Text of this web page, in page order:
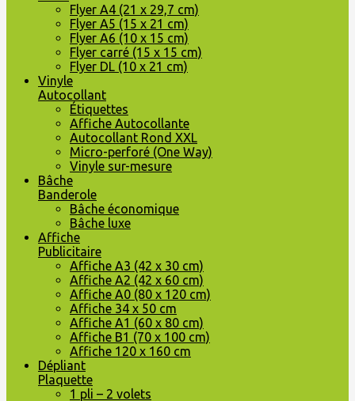
Flyer A4 (21 x 29,7 cm)
Flyer A5 (15 x 21 cm)
Flyer A6 (10 x 15 cm)
Flyer carré (15 x 15 cm)
Flyer DL (10 x 21 cm)
Vinyle
Autocollant
Étiquettes
Affiche Autocollante
Autocollant Rond XXL
Micro-perforé (One Way)
Vinyle sur-mesure
Bâche
Banderole
Bâche économique
Bâche luxe
Affiche
Publicitaire
Affiche A3 (42 x 30 cm)
Affiche A2 (42 x 60 cm)
Affiche A0 (80 x 120 cm)
Affiche 34 x 50 cm
Affiche A1 (60 x 80 cm)
Affiche B1 (70 x 100 cm)
Affiche 120 x 160 cm
Dépliant
Plaquette
1 pli – 2 volets